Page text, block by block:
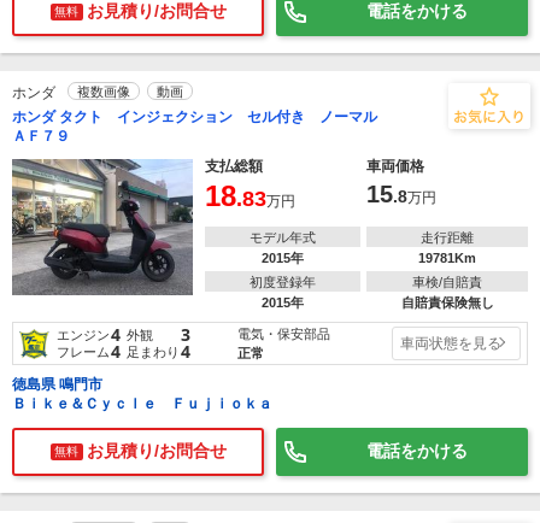
無料 お見積り/お問合せ 電話をかける
ホンダ 複数画像 動画
ホンダ タクト インジェクション セル付き ノーマル
ＡＦ７９
支払総額
車両価格
18.83万円 15.8万円
モデル年式
2015年
走行距離
19781Km
初度登録年
2015年
車検/自賠責
自賠責保険無し
エンジン4 外観 3
フレーム4 足まわり 4
電気・保安部品
正常
車両状態を見る
徳島県 鳴門市
Ｂｉｋｅ＆Ｃｙｃｌｅ Ｆｕｊｉｏｋａ
無料 お見積り/お問合せ 電話をかける